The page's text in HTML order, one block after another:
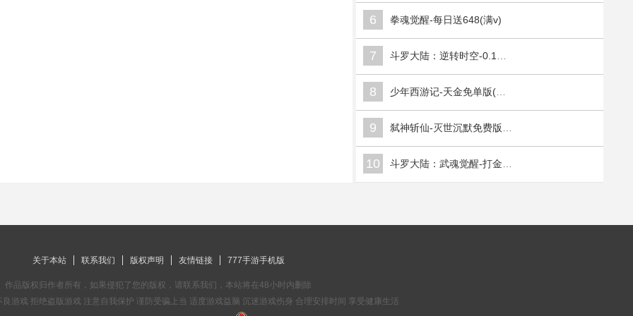
6 拳魂觉醒-每日送648(满v)
7
8
9
10
关于本站 联系我们 版权声明 友情链接 777手游手机版
作品版权归作者所有，如果侵犯了您的版权，请联系我们，本站将在48小时内删除
游戏 拒绝盗版游戏 注意自我保护 谨防受骗上当 适度游戏益脑 沉迷游戏伤身 合理安排时间 享受健康生活